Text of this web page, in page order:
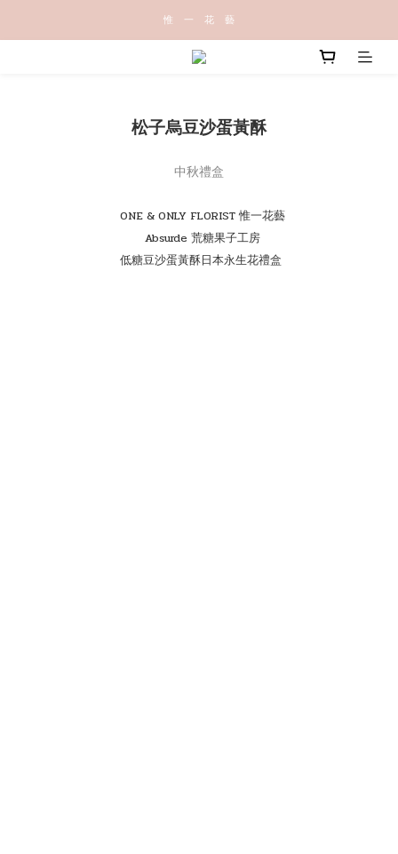
惟   一   花   藝
松子烏豆沙蛋黃酥
中秋禮盒
ONE & ONLY FLORIST 惟一花藝
Absurde 荒糖果子工房
低糖豆沙蛋黃酥日本永生花禮盒